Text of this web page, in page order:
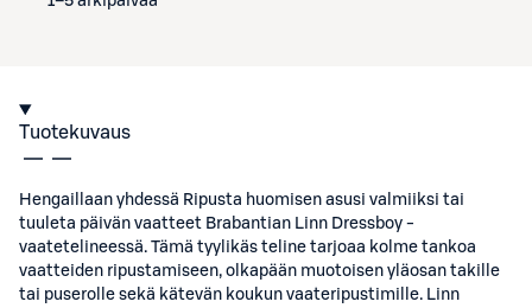
Tuotekuvaus
Hengaillaan yhdessä Ripusta huomisen asusi valmiiksi tai
tuuleta päivän vaatteet Brabantian Linn Dressboy -
vaatetelineessä. Tämä tyylikäs teline tarjoaa kolme tankoa
vaatteiden ripustamiseen, olkapään muotoisen yläosan takille
tai puserolle sekä kätevän koukun vaateripustimille. Linn